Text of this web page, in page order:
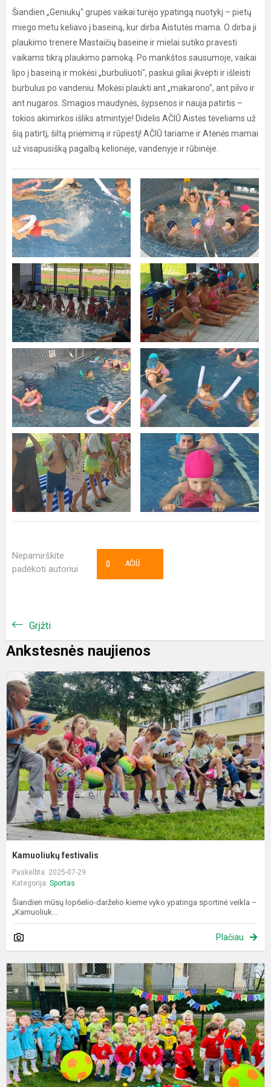
Šiandien „Geniukų" grupės vaikai turėjo ypatingą nuotykį – pietų
miego metu keliavo į baseiną, kur dirba Aistutės mama. O dirba ji
plaukimo trenere Mastaičių baseine ir mielai sutiko pravesti
vaikams tikrą plaukimo pamoką. Po mankštos sausumoje, vaikai
lipo į baseiną ir mokėsi „burbuliuoti", paskui giliai įkvėpti ir išleisti
burbulus po vandeniu. Mokėsi plaukti ant „makarono", ant pilvo ir
ant nugaros. Smagios maudynės, šypsenos ir nauja patirtis –
tokios akimirkos išliks atmintyje! Didelis AČIŪ Aistės tėveliams už
šią patirtį, šiltą priėmimą ir rūpestį! AČIŪ tariame ir Atėnės mamai
už visapusišką pagalbą kelionėje, vandenyje ir rūbinėje.
Nepamirškite
padėkoti autoriui
AČIŪ
0
Grįžti
Ankstesnės naujienos
Kamuoliukų festivalis
Paskelbta: 2025-07-29
Kategorija: Sportas
Šiandien mūsų lop6elio-darželio kieme vyko ypatinga sportinė veikla –
„Kamuoliuk...
Plačiau